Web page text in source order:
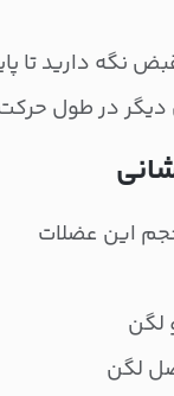
نگه دارید تا
دیگر در طول
این عضلات
لگن
لگن